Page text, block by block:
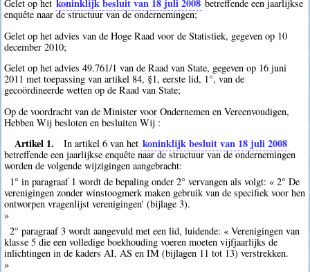
Gelet op het koninklijk besluit van 18 juli 2008 betreffende een jaarlijkse
enquête naar de structuur van de ondernemingen;
Gelet op het advies van de Hoge Raad voor de Statistiek, gegeven op 10
december 2010;
Gelet op het advies 49.761/1 van de Raad van State, gegeven op 16 juni
2011 met toepassing van artikel 84, §1, eerste lid, 1°, van de
gecoördineerde wetten op de Raad van State;
Op de voordracht van de Minister voor Ondernemen en Vereenvoudigen,
Hebben Wij besloten en besluiten Wij :
Artikel 1. In artikel 6 van het koninklijk besluit van 18 juli 2008
betreffende een jaarlijkse enquête naar de structuur van de ondernemingen
worden de volgende wijzigingen aangebracht:
1° in paragraaf 1 wordt de bepaling onder 2° vervangen als volgt: « 2° De
verenigingen zonder winstoogmerk maken gebruik van de specifiek voor hen
ontworpen vragenlijst verenigingen' (bijlage 3).
»
2° paragraaf 3 wordt aangevuld met een lid, luidende: « Verenigingen van
klasse 5 die een volledige boekhouding voeren moeten vijfjaarlijks de
inlichtingen in de kaders AI, AS en IM (bijlagen 11 tot 13) verstrekken.
»